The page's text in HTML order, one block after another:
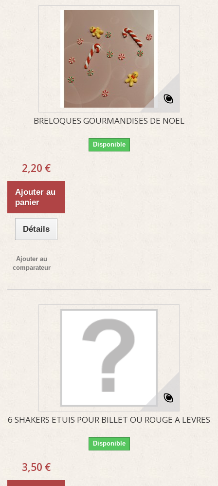
BRELOQUES GOURMANDISES DE NOEL
Disponible
2,20 €
Ajouter au
panier
Détails
Ajouter au
comparateur
6 SHAKERS ETUIS POUR BILLET OU ROUGE A LEVRES
Disponible
3,50 €